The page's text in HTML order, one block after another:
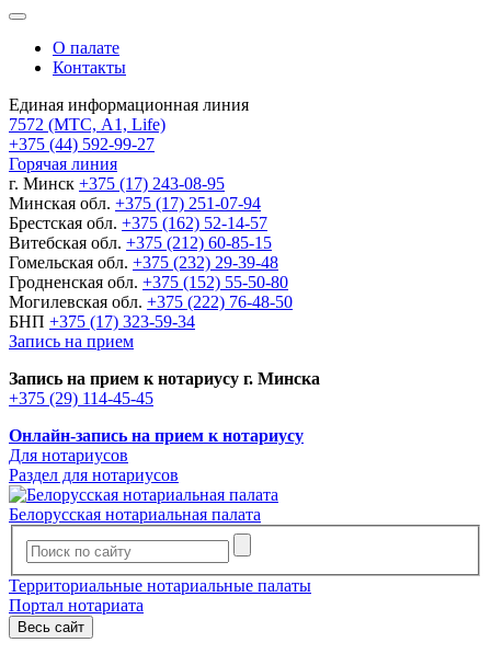
О палате
Контакты
Единая информационная линия
7572 (МТС, A1, Life)
+375 (44) 592-99-27
Горячая линия
г. Минск +375 (17) 243-08-95
Минская обл. +375 (17) 251-07-94
Брестская обл. +375 (162) 52-14-57
Витебская обл. +375 (212) 60-85-15
Гомельская обл. +375 (232) 29-39-48
Гродненская обл. +375 (152) 55-50-80
Могилевская обл. +375 (222) 76-48-50
БНП +375 (17) 323-59-34
Запись на прием
Запись на прием к нотариусу г. Минска
+375 (29) 114-45-45
Онлайн-запись на прием к нотариусу
Для нотариусов
Раздел для нотариусов
Белорусская нотариальная палата
Территориальные нотариальные палаты
Портал нотариата
Весь сайт